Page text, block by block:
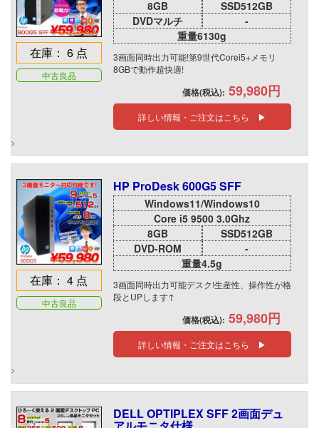
在庫： 6 点
中古良品
8GB
SSD512GB
DVDマルチ
-
重量6130g
3画面同時出力可能!第9世代Corei5+メモリ
8GBで動作超快適!
価格(税込): 59,980円
詳しい情報・ご注文はこちら ▶
在庫： 4 点
中古良品
HP ProDesk 600G5 SFF
Windows11/Windows10
Core i5 9500 3.0Ghz
8GB
SSD512GB
DVD-ROM
-
重量4.5g
3画面同時出力可能デスク!生産性、操作性が格
段とUPします↑
価格(税込): 59,980円
詳しい情報・ご注文はこちら ▶
DELL OPTIPLEX SFF 2画面デュ